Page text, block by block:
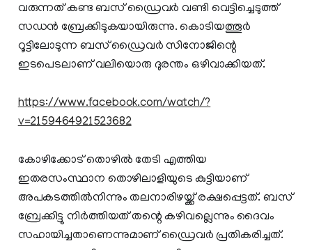
വരുന്നത് കണ്ട ബസ് ഡ്രൈവർ വണ്ടി വെട്ടിച്ചെടുത്ത്
സഡൻ ബ്രേക്കിടുകയായിരുന്നു. കൊടിയത്തൂർ
റൂട്ടിലോടുന്ന ബസ് ഡ്രൈവർ സിനോജിന്റെ
ഇടപെടലാണ് വലിയൊരു ദുരന്തം ഒഴിവാക്കിയത്.
https://www.facebook.com/watch/?
v=2159464921523682
കോഴിക്കോട് തൊഴിൽ തേടി എത്തിയ
ഇതരസംസ്ഥാന തൊഴിലാളിയുടെ കുട്ടിയാണ്
അപകടത്തിൽനിന്നും തലനാരിഴയ്ക്ക് രക്ഷപ്പെട്ടത്. ബസ്
ബ്രേക്കിട്ടു നിർത്തിയത് തന്റെ കഴിവല്ലെന്നും ദൈവം
സഹായിച്ചതാണെന്നുമാണ് ഡ്രൈവർ പ്രതികരിച്ചത്.